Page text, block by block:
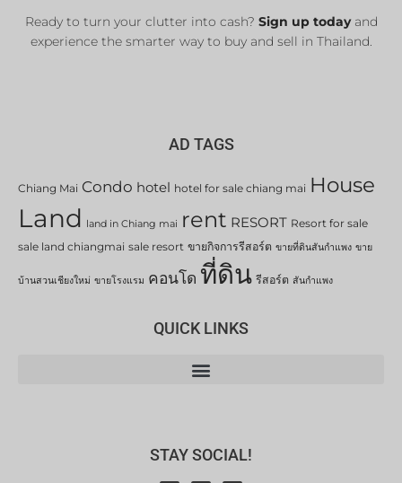
Ready to turn your clutter into cash? Sign up todayand
experience the smarter way to buy and sell in Thailand.
AD TAGS
Chiang Mai Condo hotel hotel for sale chiang mai House
Land land in Chiang mai rent RESORT Resort for sale
sale land chiangmai sale resort ขายกิจการรีสอร์ต ขายที่ดินสันกำแพง ขาย
บ้านสวนเชียงใหม่ ขายโรงแรม คอนโด ที่ดิน รีสอร์ต สันกำแพง
QUICK LINKS
STAY SOCIAL!